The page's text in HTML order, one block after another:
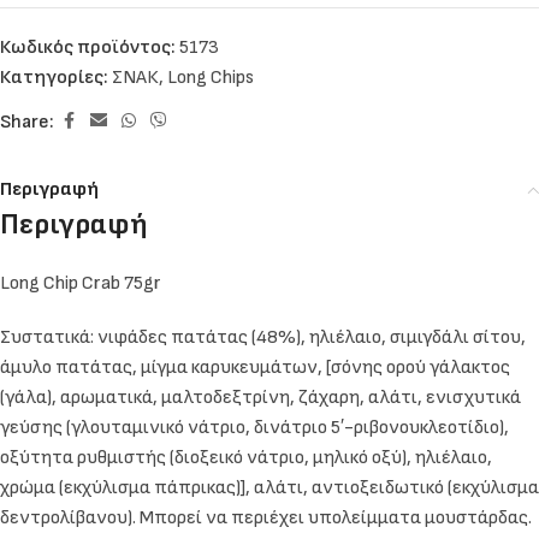
Κωδικός προϊόντος: 5173
Κατηγορίες: ΣΝΑΚ, Long Chips
Share:
Περιγραφή
Περιγραφή
Long Chip Crab 75gr
Συστατικά: νιφάδες πατάτας (48%), ηλιέλαιο, σιμιγδάλι σίτου,
άμυλο πατάτας, μίγμα καρυκευμάτων, [σόνης ορού γάλακτος
(γάλα), αρωματικά, μαλτοδεξτρίνη, ζάχαρη, αλάτι, ενισχυτικά
γεύσης (γλουταμινικό νάτριο, δινάτριο 5′-ριβονουκλεοτίδιο),
οξύτητα ρυθμιστής (διοξεικό νάτριο, μηλικό οξύ), ηλιέλαιο,
χρώμα (εκχύλισμα πάπρικας)], αλάτι, αντιοξειδωτικό (εκχύλισμα
δεντρολίβανου). Μπορεί να περιέχει υπολείμματα μουστάρδας.